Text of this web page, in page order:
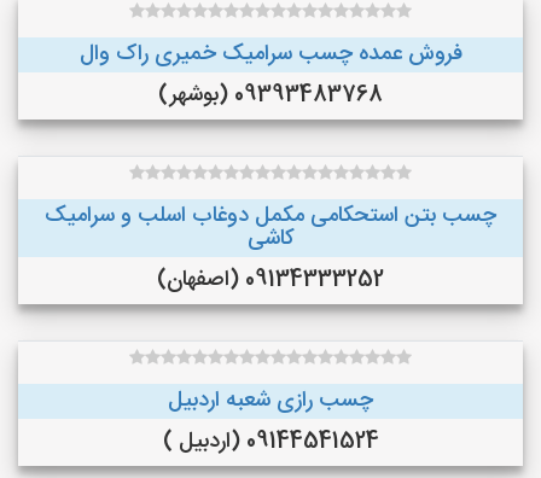
فروش عمده چسب سرامیک خمیری راک وال
09393483768 (بوشهر)
چسب بتن استحکامی مکمل دوغاب اسلب و سرامیک
کاشی
09134333252 (اصفهان)
چسب رازی شعبه اردبیل
09144541524 (اردبیل )